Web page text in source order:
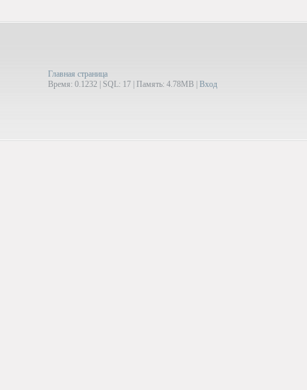
Главная страница
Время: 0.1232 | SQL: 17 | Память: 4.78MB Вход